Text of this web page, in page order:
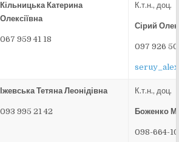
Кільницька Катерина
Олексіївна
067 959 41 18
К.т.н., доц.
Сірий
097 926
Іжевська Тетяна Леонідівна
093 995 21 42
К.т.н., доц.
Боженко
098-664-